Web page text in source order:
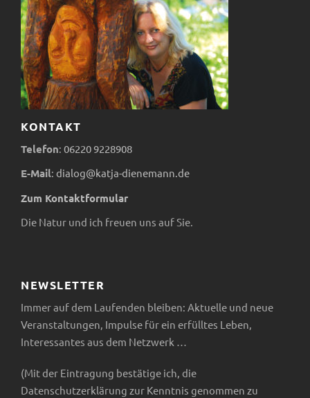
KONTAKT
Telefon: 062209228908
E-Mail: dialog@katja-dienemann.de
Zum Kontaktformular
Die Natur und ich freuen uns auf Sie.
NEWSLETTER
Immer auf dem Laufenden bleiben: Aktuelle und neue
Veranstaltungen, Impulse für ein erfülltes Leben,
Interessantes aus dem Netzwerk …
(Mit der Eintragung bestätige ich, die
Datenschutzerklärung zur Kenntnis genommen zu